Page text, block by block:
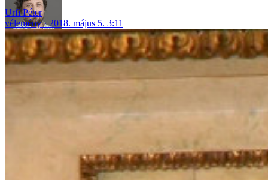
Urfi Péter
vélemény
2018. május 5. 3:11